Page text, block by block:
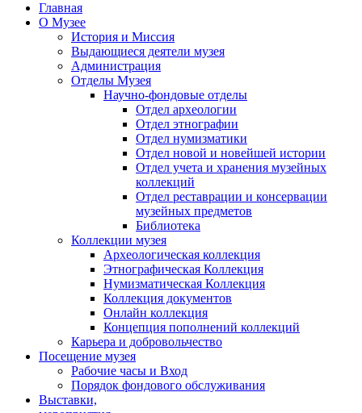
Главная
О Музее
История и Миссия
Выдающиеся деятели музея
Администрация
Отделы Музея
Научно-фондовые отделы
Отдел археологии
Отдел этнографии
Отдел нумизматики
Отдел новой и новейшей истории
Отдел учета и хранения музейных
коллекций
Отдел реставрации и консервации
музейных предметов
Библиотека
Коллекции музея
Археологическая коллекция
Этнографическая Коллекция
Нумизматическая Коллекция
Коллекция документов
Онлайн коллекция
Концепция пополнений коллекций
Карьера и добровольчество
Посещение музея
Рабочие часы и Вход
Порядок фондового обслуживания
Выставки,